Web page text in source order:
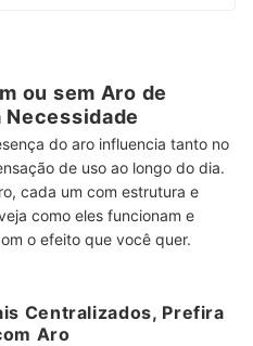
ou sem Aro de
Necessidade
do aro influencia tanto no
de uso ao longo do dia.
cada um com estrutura e
como eles funcionam e
o efeito que você quer.
Centralizados, Prefira
Aro